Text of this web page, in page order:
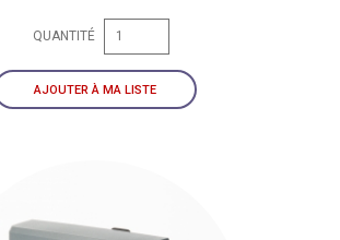
QUANTITÉ
AJOUTER À MA LISTE